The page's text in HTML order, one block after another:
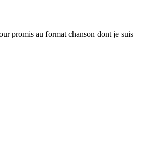
promis au format chanson dont je suis